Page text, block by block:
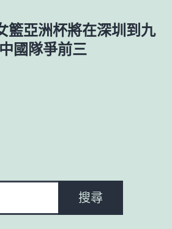
籃亞洲杯將在深圳到九
國隊爭前三
搜尋